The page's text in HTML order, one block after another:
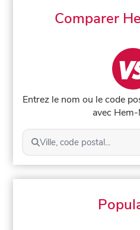
Comparer
Entrez le nom ou le code
avec
Ville, code postal...